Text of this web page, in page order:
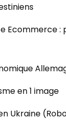
Ecommerce :
en 1 image
Ukraine